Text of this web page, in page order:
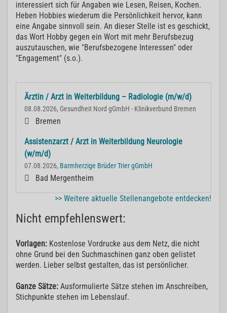
interessiert sich für Angaben wie Lesen, Reisen, Kochen.
Heben Hobbies wiederum die Persönlichkeit hervor, kann
eine Angabe sinnvoll sein. An dieser Stelle ist es geschickt,
das Wort Hobby gegen ein Wort mit mehr Berufsbezug
auszutauschen, wie "Berufsbezogene Interessen" oder
"Engagement" (s.o.).
Ärztin / Arzt in Weiterbildung – Radiologie (m/w/d)
08.08.2026, Gesundheit Nord gGmbH - Klinikverbund Bremen
Bremen
Assistenzarzt / Arzt in Weiterbildung Neurologie
(w/m/d)
07.08.2026, Barmherzige Brüder Trier gGmbH
Bad Mergentheim
>> Weitere aktuelle Stellenangebote entdecken!
Nicht empfehlenswert:
Vorlagen: Kostenlose Vordrucke aus dem Netz, die nicht
ohne Grund bei den Suchmaschinen ganz oben gelistet
werden. Lieber selbst gestalten, das ist persönlicher.
Ganze Sätze: Ausformulierte Sätze stehen im Anschreiben,
Stichpunkte stehen im Lebenslauf.